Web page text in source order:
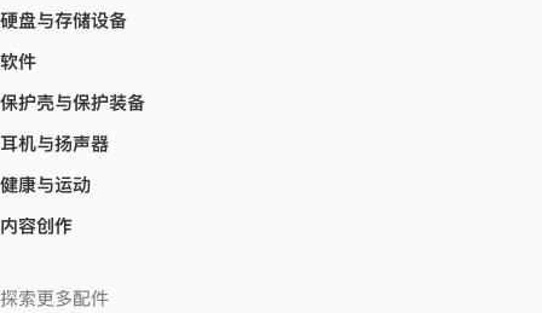
硬盘与存储设备
软件
保护壳与保护装备
耳机与扬声器
健康与运动
内容创作
探索更多配件